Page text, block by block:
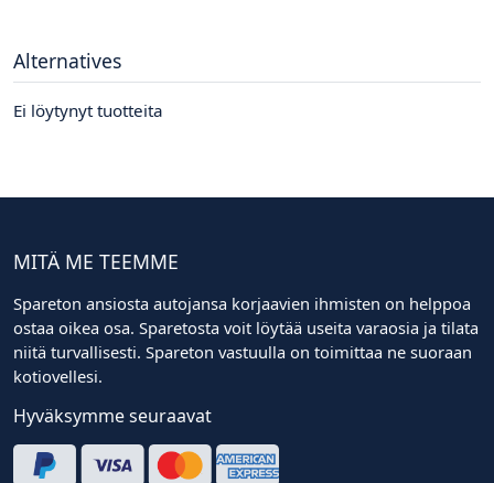
Alternatives
Ei löytynyt tuotteita
MITÄ ME TEEMME
Spareton ansiosta autojansa korjaavien ihmisten on helppoa
ostaa oikea osa. Sparetosta voit löytää useita varaosia ja tilata
niitä turvallisesti. Spareton vastuulla on toimittaa ne suoraan
kotiovellesi.
Hyväksymme seuraavat